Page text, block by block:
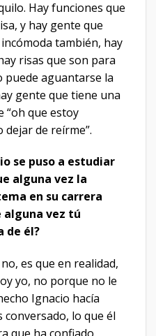
Hay funciones que
y hay gente que
también, hay
risas que son para
puede aguantarse la
gente que tiene una
“oh que estoy
de reírme”.
se puso a estudiar
alguna vez la
en su carrera
alguna vez tú
de él?
es que en realidad,
yo, no porque no le
Ignacio hacía
lo que él